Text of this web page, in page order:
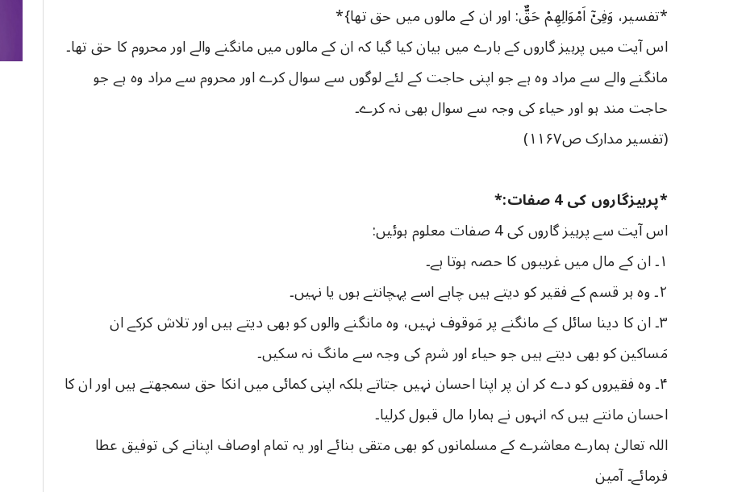
*تفسیر، وَفِیْۤ اَمْوَالِهِمْ حَقٌّ: اور ان کے مالوں میں حق تھا}*
اس آیت میں پرہیز گاروں کے بارے میں بیان کیا گیا کہ ان کے مالوں میں مانگنے والے اور محروم کا حق تھا۔
مانگنے والے سے مراد وہ ہے جو اپنی حاجت کے لئے لوگوں سے سوال کرے اور محروم سے مراد وہ ہے جو
حاجت مند ہو اور حیاء کی وجہ سے سوال بھی نہ کرے۔
(تفسیر مدارک ص۱۱۶۷)
*پرہیزگاروں کی 4 صفات:*
اس آیت سے پرہیز گاروں کی 4 صفات معلوم ہوئیں:
١۔ ان کے مال میں غریبوں کا حصہ ہوتا ہے۔
٢۔ وہ ہر قسم کے فقیر کو دیتے ہیں چاہے اسے پہچانتے ہوں یا نہیں۔
٣۔ ان کا دینا سائل کے مانگنے پر مَوقوف نہیں، وہ مانگنے والوں کو بھی دیتے ہیں اور تلاش کرکے ان
مَساکین کو بھی دیتے ہیں جو حیاء اور شرم کی وجہ سے مانگ نہ سکیں۔
۴۔ وہ فقیروں کو دے کر ان پر اپنا احسان نہیں جتاتے بلکہ اپنی کمائی میں انکا حق سمجھتے ہیں اور ان کا
احسان مانتے ہیں کہ انہوں نے ہمارا مال قبول کرلیا۔
اللہ تعالیٰ ہمارے معاشرے کے مسلمانوں کو بھی متقی بنائے اور یہ تمام اوصاف اپنانے کی توفیق عطا
فرمائے۔ آمین